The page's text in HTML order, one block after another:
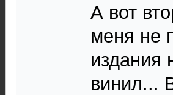
А вот
меня не
издания
винил...